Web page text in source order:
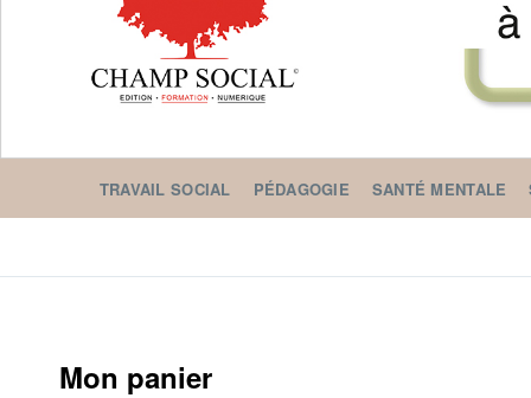
TRAVAIL SOCIAL PÉDAGOGIE SANTÉ MENTALE
Mon panier